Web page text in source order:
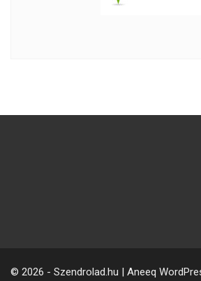
© 2026 - Szendrolad.hu | Aneeq